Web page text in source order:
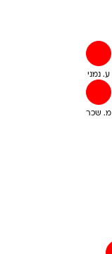
ע. נמני
מ. שכר